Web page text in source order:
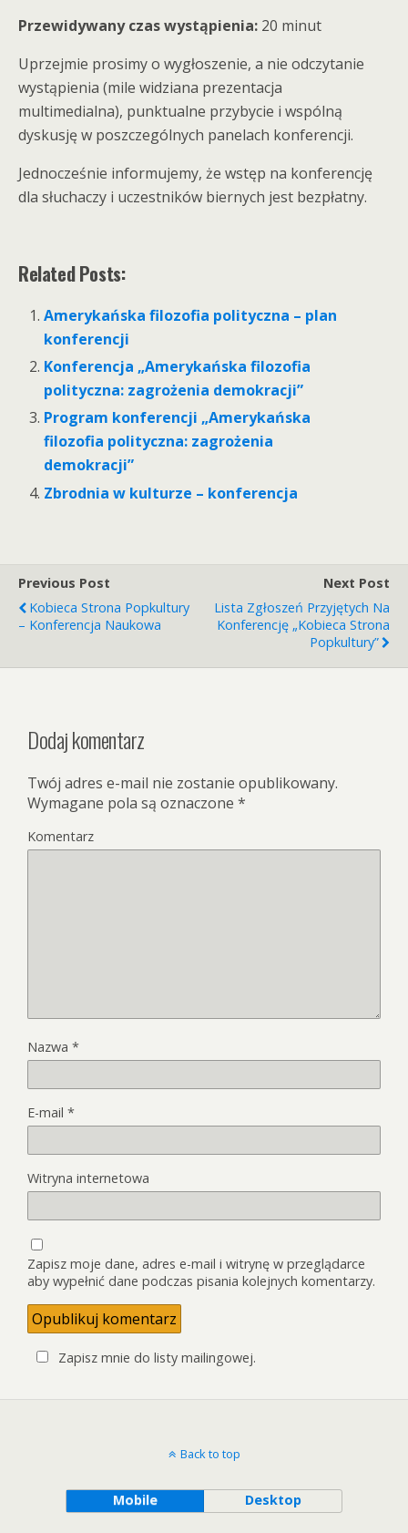
Przewidywany czas wystąpienia: 20 minut
Uprzejmie prosimy o wygłoszenie, a nie odczytanie
wystąpienia (mile widziana prezentacja
multimedialna), punktualne przybycie i wspólną
dyskusję w poszczególnych panelach konferencji.
Jednocześnie informujemy, że wstęp na konferencję
dla słuchaczy i uczestników biernych jest bezpłatny.
Related Posts:
Amerykańska filozofia polityczna – plan
konferencji
Konferencja „Amerykańska filozofia
polityczna: zagrożenia demokracji”
Program konferencji „Amerykańska
filozofia polityczna: zagrożenia
demokracji”
Zbrodnia w kulturze – konferencja
Previous Post
Kobieca Strona Popkultury
– Konferencja Naukowa
Next Post
Lista Zgłoszeń Przyjętych Na
Konferencję „Kobieca Strona
Popkultury”
Dodaj komentarz
Twój adres e-mail nie zostanie opublikowany.
Wymagane pola są oznaczone *
Komentarz
Nazwa *
E-mail *
Witryna internetowa
Zapisz moje dane, adres e-mail i witrynę w przeglądarce
aby wypełnić dane podczas pisania kolejnych komentarzy.
Zapisz mnie do listy mailingowej.
Back to top
Mobile Desktop